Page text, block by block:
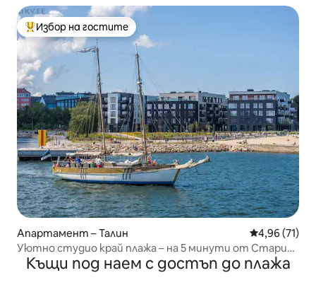
Най-популярен избор на гостите
Избор на гостите
Апартамент – Талин Средна
4,96 (71)
Уютно студио край плажа – на 5 минути от Стария
град и пристанището
Къщи под наем с достъп до плажа